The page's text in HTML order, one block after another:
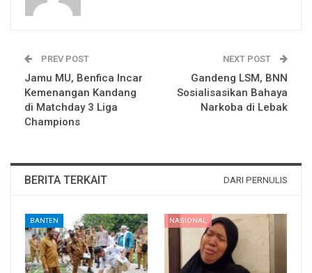
PREV POST
Jamu MU, Benfica Incar
Kemenangan Kandang
di Matchday 3 Liga
Champions
NEXT POST
Gandeng LSM, BNN
Sosialisasikan Bahaya
Narkoba di Lebak
BERITA TERKAIT DARI PERNULIS
BANTEN NASIONAL